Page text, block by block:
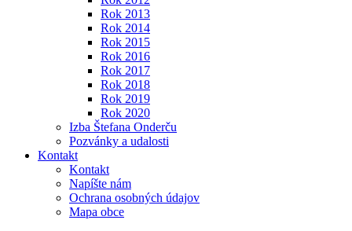
Rok 2013
Rok 2014
Rok 2015
Rok 2016
Rok 2017
Rok 2018
Rok 2019
Rok 2020
Izba Štefana Onderču
Pozvánky a udalosti
Kontakt
Kontakt
Napíšte nám
Ochrana osobných údajov
Mapa obce